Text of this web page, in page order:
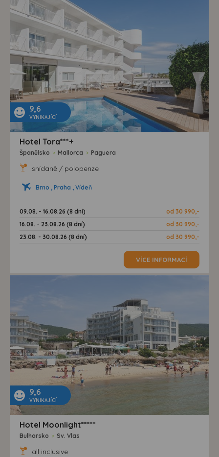
9,6
VYNIKAJÍCÍ
Hotel Tora***+
Španělsko > Mallorca > Paguera
snídaně / polopenze
Brno , Praha , Vídeň
09.08. - 16.08.26 (8 dní)
od 30 990,-
16.08. - 23.08.26 (8 dní)
od 30 990,-
23.08. - 30.08.26 (8 dní)
od 30 990,-
VÍCE INFORMACÍ
9,6
VYNIKAJÍCÍ
Hotel Moonlight*****
Bulharsko > Sv. Vlas
all inclusive